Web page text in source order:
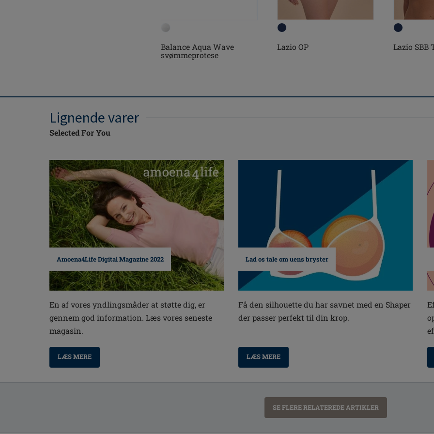
Balance Aqua Wave
svømmeprotese
Lazio OP Lazio SBB
Lignende varer
Selected For You
Amoena4Life Digital Magazine 2022
En af vores yndlingsmåder at støtte dig, er
gennem god information. Læs vores seneste
magasin.
LÆS MERE
Lad os tale om uens bryster
Få den silhouette du har savnet med en Shaper
der passer perfekt til din krop.
LÆS MERE
SE FLERE RELATEREDE ARTIKLER